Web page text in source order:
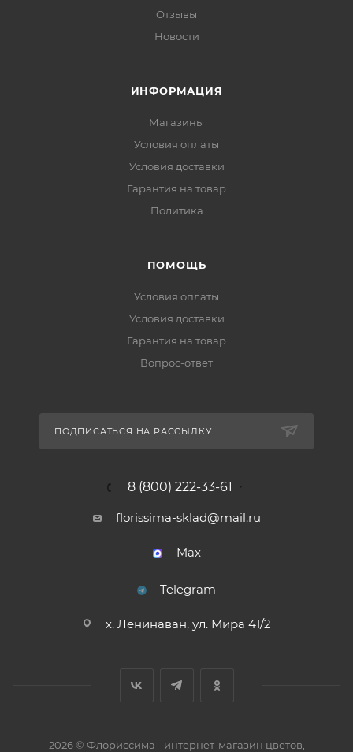
Отзывы
Новости
ИНФОРМАЦИЯ
Магазины
Условия оплаты
Условия доставки
Гарантия на товар
Политика
ПОМОЩЬ
Условия оплаты
Условия доставки
Гарантия на товар
Вопрос-ответ
ПОДПИСАТЬСЯ НА РАССЫЛКУ
8 (800) 222-33-61
florissima-sklad@mail.ru
Max
Telegram
х. Ленинаван, ул. Мира 41/2
2026 © Флориссима - интернет-магазин цветов,